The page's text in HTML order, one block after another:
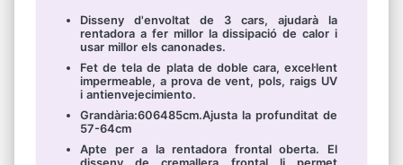
Disseny d'envoltat de 3 cars, ajudarà la
rentadora a fer millor la dissipació de calor i
usar millor els canonades.
Fet de tela de plata de doble cara, excel·lent
impermeable, a prova de vent, pols, raigs UV
i antienvejecimiento.
Grandària:606485cm.Ajusta la profunditat de
57-64cm
Apte per a la rentadora frontal oberta. El